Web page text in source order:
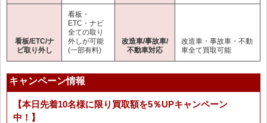
看板/ETC/ナ
ビ取り外し
看板・
ETC・ナビ
全ての取り
外しが可能
(一部有料)
改造車/事故車/
不動車対応
改造車・事故車・不動
車全て買取可能
キャンペーン情報
【本日先着10名様に限り買取額を5％UPキャンペーン
中！】